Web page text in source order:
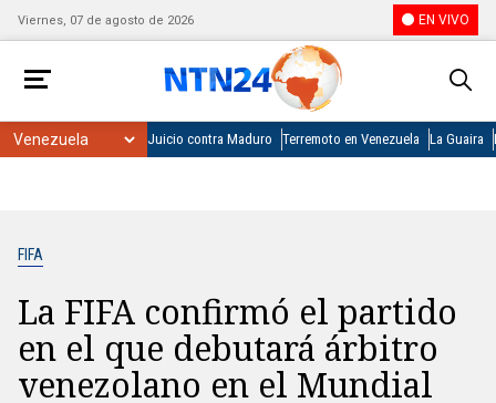
Viernes, 07 de agosto de 2026 EN VIVO
Juicio contra Maduro Terremoto en Venezuela La Guaira
FIFA
La FIFA confirmó el partido
en el que debutará árbitro
venezolano en el Mundial